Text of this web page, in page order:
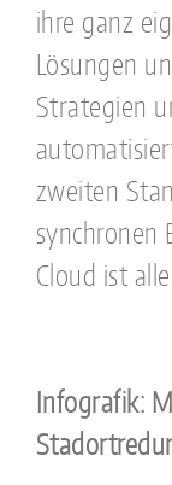
ihre ganz
Lösungen
Strategien
zweiten
synchronen
Cloud ist
Infografik: